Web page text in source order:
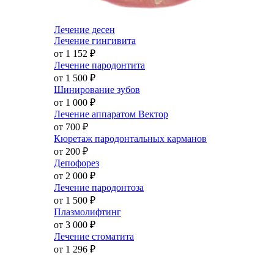
Лечение десен
Лечение гингивита
от 1 152 ₽
Лечение пародонтита
от 1 500 ₽
Шинирование зубов
от 1 000 ₽
Лечение аппаратом Вектор
от 700 ₽
Кюретаж пародонтальных карманов
от 200 ₽
Депофорез
от 2 000 ₽
Лечение пародонтоза
от 1 500 ₽
Плазмолифтинг
от 3 000 ₽
Лечение стоматита
от 1 296 ₽